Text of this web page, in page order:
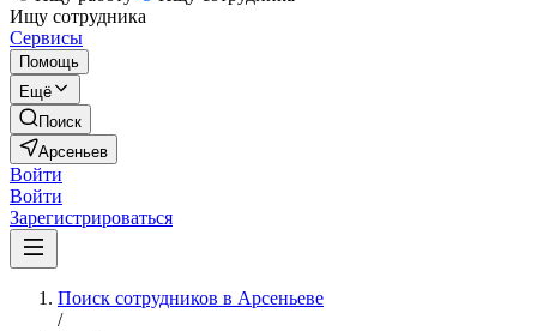
Ищу сотрудника
Сервисы
Помощь
Ещё
Поиск
Арсеньев
Войти
Войти
Зарегистрироваться
Поиск сотрудников в Арсеньеве
/